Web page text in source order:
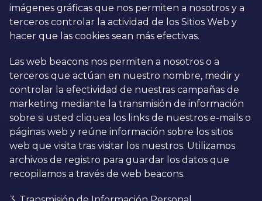
imágenes gráficas que nos permiten a nosotros y a
terceros controlar la actividad de los Sitios Web y
hacer que las cookies sean más efectivas.
Las web beacons nos permiten a nosotros o a
terceros que actúan en nuestro nombre, medir y
controlar la efectividad de nuestras campañas de
marketing mediante la transmisión de información
sobre si usted cliquea los links de nuestros e-mails o
páginas web y reúne información sobre los sitios
web que visita tras visitar los nuestros. Utilizamos
archivos de registro para guardar los datos que
recopilamos a través de web beacons.